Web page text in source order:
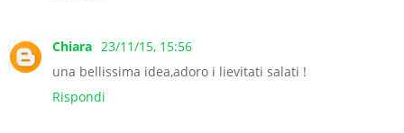
Chiara 23/11/15, 15:56
una bellissima idea,adoro i lievitati salati !
Rispondi